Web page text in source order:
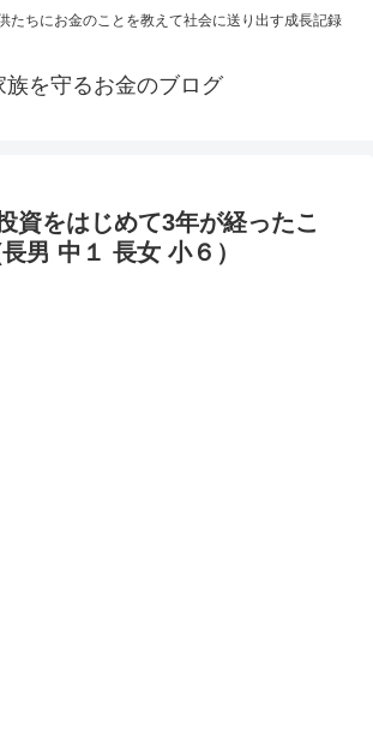
ちにお金のことを教えて社会に送り出す成長記録
族を守るお金のブログ
資をはじめて3年が経ったこ
男 中１ 長女 小６）